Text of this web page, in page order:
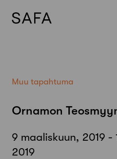
Muu tapahtuma
Ornamon
9 maaliskuun, 2019 -
2019